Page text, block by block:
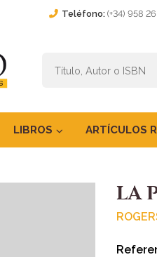
Teléfono: (+34) 958
LIBROS ARTÍCULOS
LA